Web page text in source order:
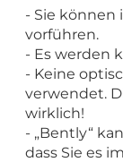
- Sie können
vorführen.
- Es werden
- Keine
verwendet.
wirklich!
- „Bently“
dass Sie es